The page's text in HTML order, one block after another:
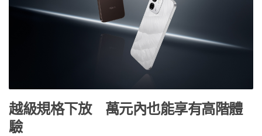
越級規格下放 萬元內也能享有高階體
驗